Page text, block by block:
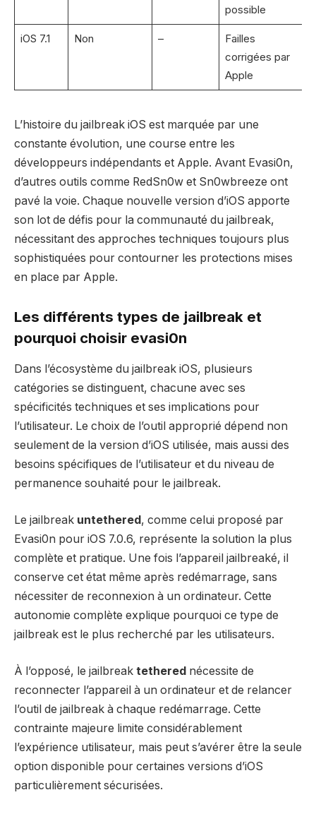
possible
iOS 7.1 Non –
Failles
corrigées par
Apple
L’histoire du jailbreak iOS est marquée par une
constante évolution, une course entre les
développeurs indépendants et Apple. Avant Evasi0n,
d’autres outils comme RedSn0w et Sn0wbreeze ont
pavé la voie. Chaque nouvelle version d’iOS apporte
son lot de défis pour la communauté du jailbreak,
nécessitant des approches techniques toujours plus
sophistiquées pour contourner les protections mises
en place par Apple.
Les différents types de jailbreak et
pourquoi choisir evasi0n
Dans l’écosystème du jailbreak iOS, plusieurs
catégories se distinguent, chacune avec ses
spécificités techniques et ses implications pour
l’utilisateur. Le choix de l’outil approprié dépend non
seulement de la version d’iOS utilisée, mais aussi des
besoins spécifiques de l’utilisateur et du niveau de
permanence souhaité pour le jailbreak.
Le jailbreak untethered, comme celui proposé par
Evasi0n pour iOS 7.0.6, représente la solution la plus
complète et pratique. Une fois l’appareil jailbreaké, il
conserve cet état même après redémarrage, sans
nécessiter de reconnexion à un ordinateur. Cette
autonomie complète explique pourquoi ce type de
jailbreak est le plus recherché par les utilisateurs.
À l’opposé, le jailbreak tethered nécessite de
reconnecter l’appareil à un ordinateur et de relancer
l’outil de jailbreak à chaque redémarrage. Cette
contrainte majeure limite considérablement
l’expérience utilisateur, mais peut s’avérer être la seule
option disponible pour certaines versions d’iOS
particulièrement sécurisées.